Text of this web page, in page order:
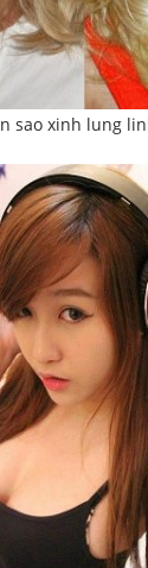
sao xinh lung